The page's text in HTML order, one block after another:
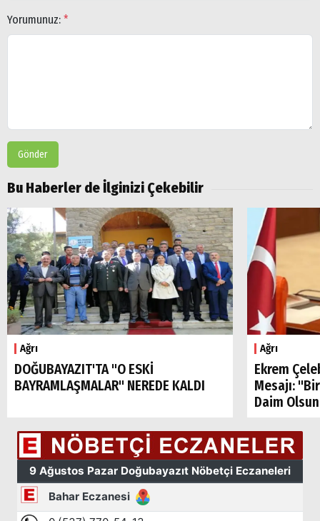
Yorumunuz: *
Gönder
Bu Haberler de İlginizi Çekebilir
Ağrı
DOĞUBAYAZIT'TA "O ESKİ
BAYRAMLAŞMALAR" NEREDE KALDI
Ağrı
Ekrem
Mesajı:
Daim